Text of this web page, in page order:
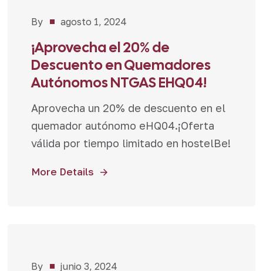
Promociones
By agosto 1, 2024
¡Aprovecha el 20% de
Descuento en Quemadores
Autónomos NTGAS EHQ04!
Aprovecha un 20% de descuento en el
quemador autónomo eHQ04.¡Oferta
válida por tiempo limitado en hostelBe!
More Details
By junio 3, 2024